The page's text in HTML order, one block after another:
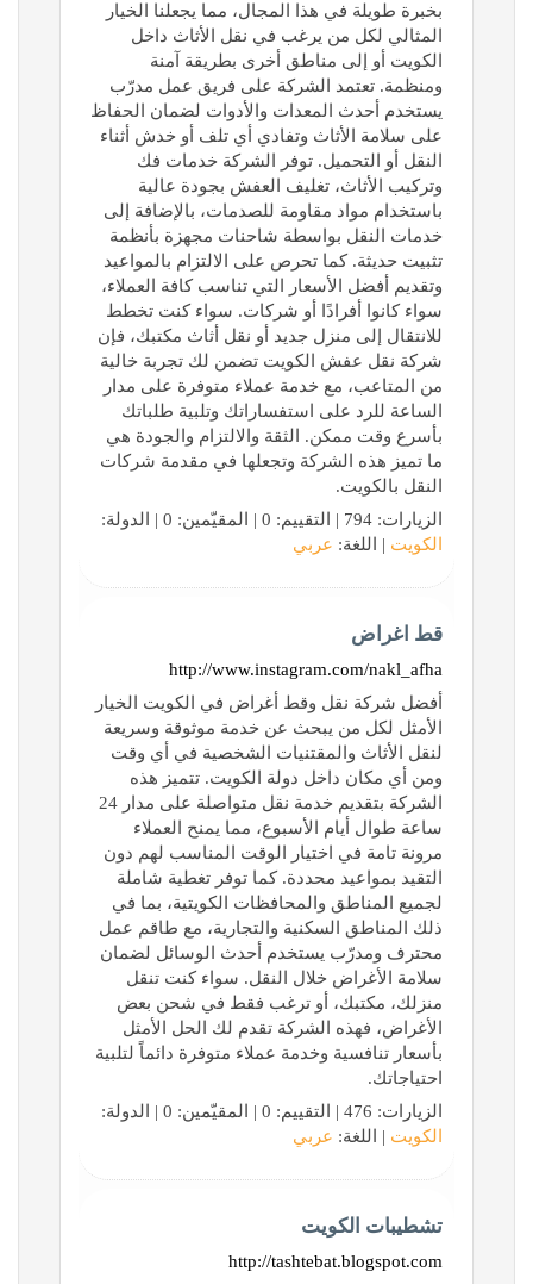
بخبرة طويلة في هذا المجال، مما يجعلنا الخيار
المثالي لكل من يرغب في نقل الأثاث داخل
الكويت أو إلى مناطق أخرى بطريقة آمنة
ومنظمة. تعتمد الشركة على فريق عمل مدرّب
يستخدم أحدث المعدات والأدوات لضمان الحفاظ
على سلامة الأثاث وتفادي أي تلف أو خدش أثناء
النقل أو التحميل. توفر الشركة خدمات فك
وتركيب الأثاث، تغليف العفش بجودة عالية
باستخدام مواد مقاومة للصدمات، بالإضافة إلى
خدمات النقل بواسطة شاحنات مجهزة بأنظمة
تثبيت حديثة. كما تحرص على الالتزام بالمواعيد
وتقديم أفضل الأسعار التي تناسب كافة العملاء،
سواء كانوا أفرادًا أو شركات. سواء كنت تخطط
للانتقال إلى منزل جديد أو نقل أثاث مكتبك، فإن
شركة نقل عفش الكويت تضمن لك تجربة خالية
من المتاعب، مع خدمة عملاء متوفرة على مدار
الساعة للرد على استفساراتك وتلبية طلباتك
بأسرع وقت ممكن. الثقة والالتزام والجودة هي
ما تميز هذه الشركة وتجعلها في مقدمة شركات
النقل بالكويت.
الزيارات: 794 | التقييم: 0 | المقيّمين: 0 | الدولة:
الكويت | اللغة: عربي
قط اغراض
http://www.instagram.com/nakl_afha
أفضل شركة نقل وقط أغراض في الكويت الخيار
الأمثل لكل من يبحث عن خدمة موثوقة وسريعة
لنقل الأثاث والمقتنيات الشخصية في أي وقت
ومن أي مكان داخل دولة الكويت. تتميز هذه
الشركة بتقديم خدمة نقل متواصلة على مدار 24
ساعة طوال أيام الأسبوع، مما يمنح العملاء
مرونة تامة في اختيار الوقت المناسب لهم دون
التقيد بمواعيد محددة. كما توفر تغطية شاملة
لجميع المناطق والمحافظات الكويتية، بما في
ذلك المناطق السكنية والتجارية، مع طاقم عمل
محترف ومدرّب يستخدم أحدث الوسائل لضمان
سلامة الأغراض خلال النقل. سواء كنت تنقل
منزلك، مكتبك، أو ترغب فقط في شحن بعض
الأغراض، فهذه الشركة تقدم لك الحل الأمثل
بأسعار تنافسية وخدمة عملاء متوفرة دائماً لتلبية
احتياجاتك.
الزيارات: 476 | التقييم: 0 | المقيّمين: 0 | الدولة:
الكويت | اللغة: عربي
تشطيبات الكويت
http://tashtebat.blogspot.com